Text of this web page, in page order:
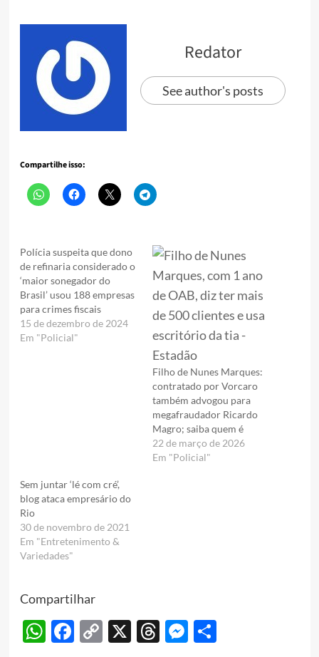
Redator
See author's posts
Compartilhe isso:
Polícia suspeita que dono
de refinaria considerado o
‘maior sonegador do
Brasil’ usou 188 empresas
para crimes fiscais
15 de dezembro de 2024
Em "Policial"
Filho de Nunes Marques:
contratado por Vorcaro
também advogou para
megafraudador Ricardo
Magro; saiba quem é
22 de março de 2026
Em "Policial"
Sem juntar ‘lé com cré’,
blog ataca empresário do
Rio
30 de novembro de 2021
Em "Entretenimento &
Variedades"
Compartilhar
WhatsApp
Facebook
Copy
X Threads
Messenger
Share